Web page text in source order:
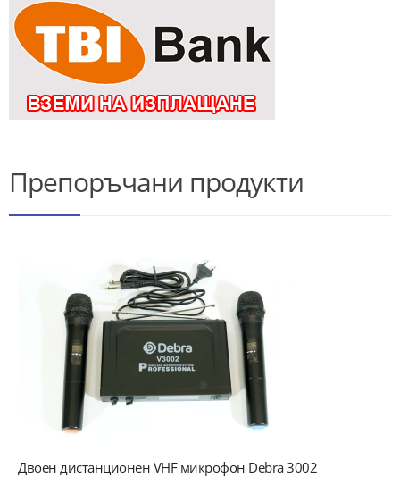
Препоръчани продукти
Двоен дистанционен VHF микрофон Debra 3002